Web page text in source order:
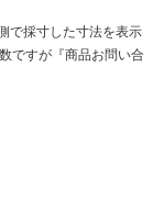
で採寸した寸法を表示
ですが『商品お問い合